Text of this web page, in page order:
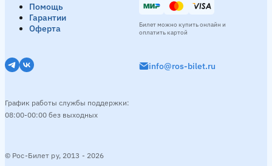
Помощь
Гарантии
Оферта
© Рос-Билет ру, 2013 - 2026
info@ros-bilet.ru
График работы службы поддержки:
08:00-00:00 без выходных
Билет можно купить онлайн и
оплатить картой